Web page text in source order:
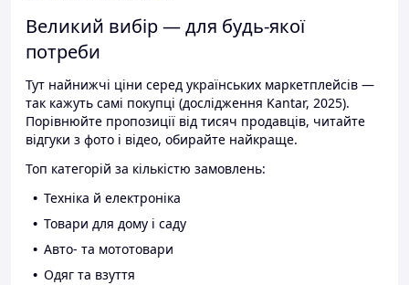
Великий вибір — для будь-якої
потреби
Тут найнижчі ціни серед українських маркетплейсів —
так кажуть самі покупці (дослідження Kantar, 2025).
Порівнюйте пропозиції від тисяч продавців, читайте
відгуки з фото і відео, обирайте найкраще.
Топ категорій за кількістю замовлень:
Техніка й електроніка
Товари для дому і саду
Авто- та мототовари
Одяг та взуття